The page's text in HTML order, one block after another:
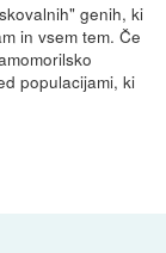
genih, ki
in vsem tem. Če
populacijami, ki